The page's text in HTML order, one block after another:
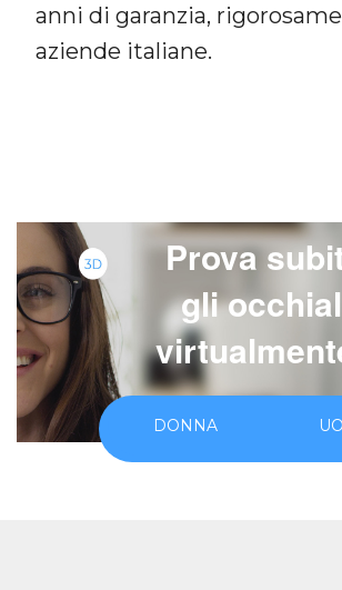
anni di garanzia,
aziende italiane.
Prova
gli
DONNA